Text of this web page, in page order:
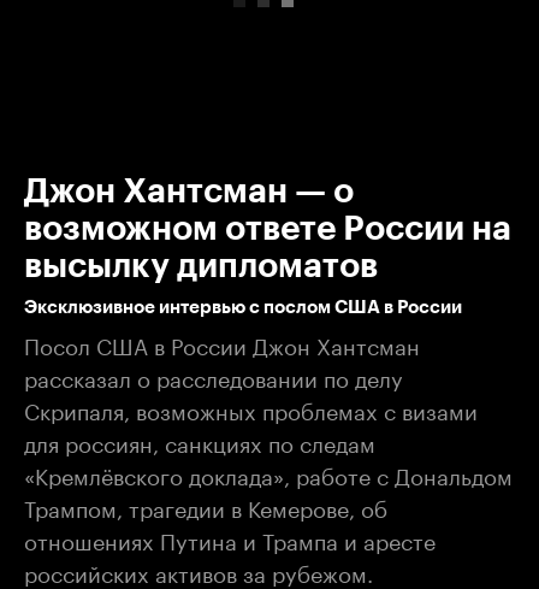
Джон Хантсман — о
возможном ответе России на
высылку дипломатов
Эксклюзивное интервью с послом США в России
Посол США в России Джон Хантсман
рассказал о расследовании по делу
Скрипаля, возможных проблемах с визами
для россиян, санкциях по следам
«Кремлёвского доклада», работе с Дональдом
Трампом, трагедии в Кемерове, об
отношениях Путина и Трампа​ и аресте
российских активов за рубежом.